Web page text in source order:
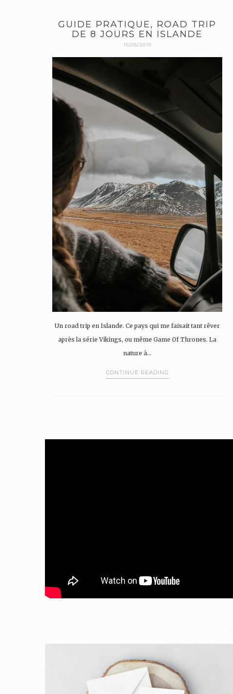
GUIDE PRATIQUE, ROAD TRIP
DE 8 JOURS EN ISLANDE
16/05/2019
Un road trip en Islande. Ce pays qui me faisait tant rêver
après la série Vikings, ou même Game Of Thrones. La
nature à…
CONTINUE READING